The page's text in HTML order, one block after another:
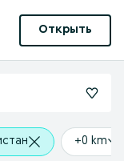
Открыть
+0 km